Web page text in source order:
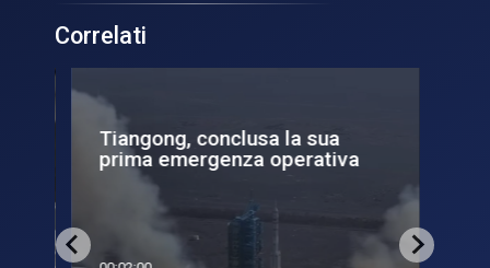
Correlati
Tiangong, conclusa la sua
prima emergenza operativa